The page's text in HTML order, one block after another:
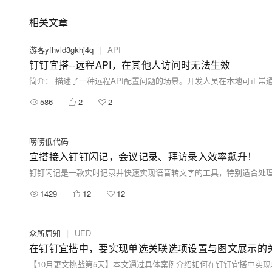
相关文章
游客yfhvld3gkhj4q | API
钉钉宜搭--远程API，在其他人访问时无法生效
586 2 2
唠唠低代码
宜搭接入钉钉闪记，会议记录、拜访录入效率飙升！
1429 12 12
众所周知 | UED
在钉钉宜搭中，要实现单选关联选项设置与图文展示的